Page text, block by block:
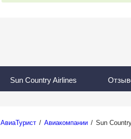
Sun Country Airlines
АвиаТурист / Авиакомпании / Sun